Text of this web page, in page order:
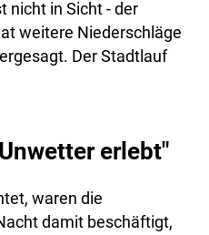
nicht in Sicht - der
weitere Niederschläge
Der Stadtlauf
erlebt"
waren die
damit beschäftigt,